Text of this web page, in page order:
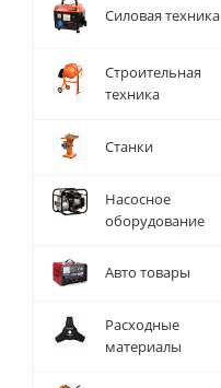
Силовая техника
Строительная
техника
Станки
Насосное
оборудование
Авто товары
Расходные
материалы